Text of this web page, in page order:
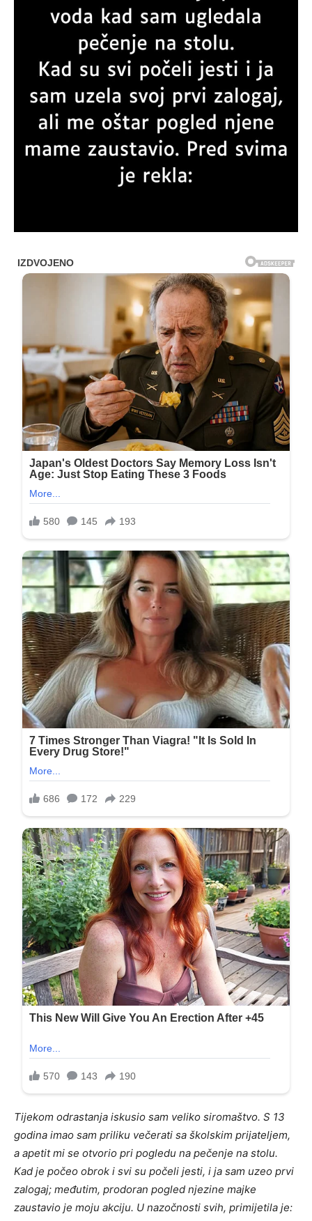
Tijekom odrastanja iskusio sam veliko siromaštvo. S 13
godina imao sam priliku večerati sa školskim prijateljem,
a apetit mi se otvorio pri pogledu na pečenje na stolu.
Kad je počeo obrok i svi su počeli jesti, i ja sam uzeo prvi
zalogaj; međutim, prodoran pogled njezine majke
zaustavio je moju akciju. U nazočnosti svih, primijetila je: